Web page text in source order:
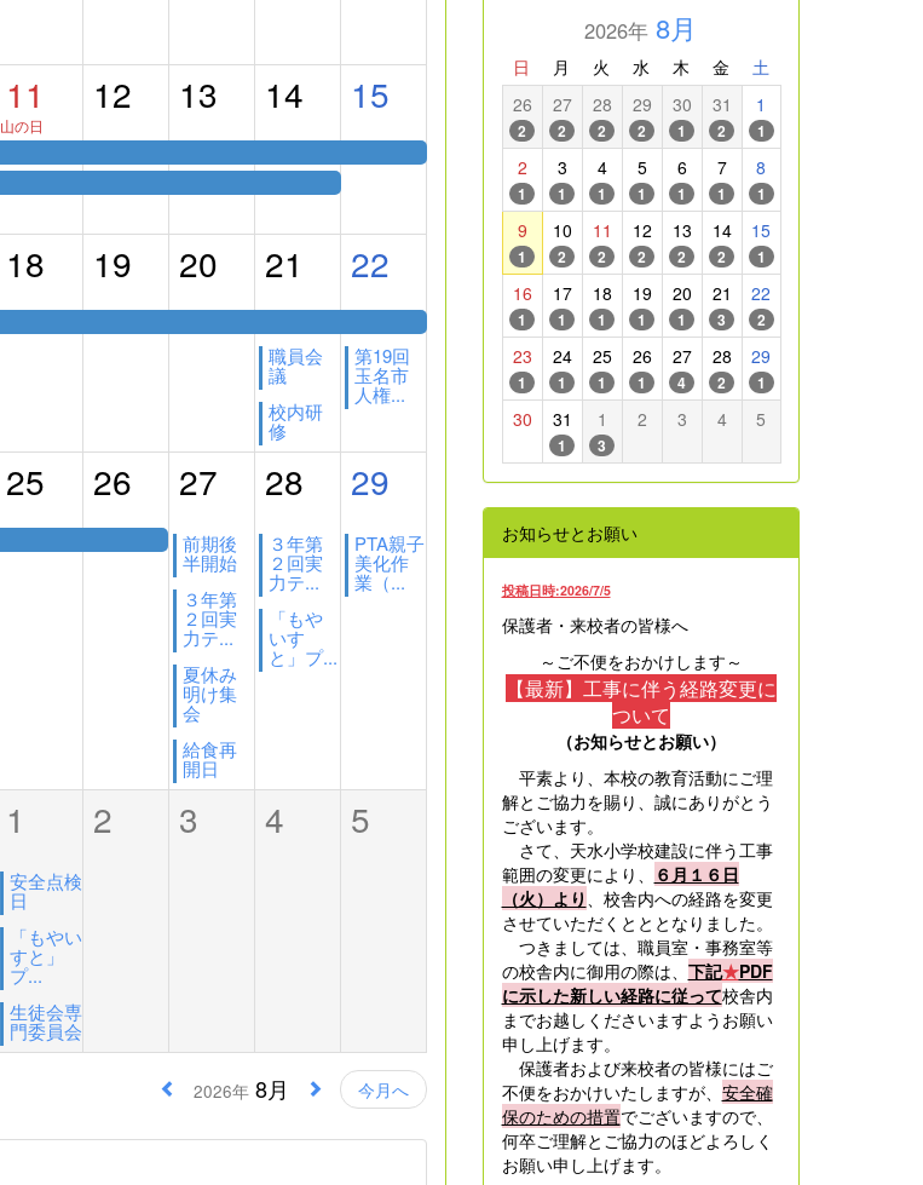
11
山の日
12 13 14 15
18 19 20 21
職員会
議
校内研
修
22
第19回
玉名市
人権...
25 26 27
前期後
半開始
３年第
２回実
力テ...
夏休み
明け集
会
給食再
開日
28
３年第
２回実
力テ...
「もや
いす
と」プ...
29
PTA親子
美化作
業（...
1
安全点検
日
「もやい
すと」
プ...
生徒会専
門委員会
2 3 4 5
2026年8月 今月へ
2026年 8月
日 月 火 水 木 金 土
26
2
27
2
28
2
29
2
30
1
31
2
1
1
2
1
3
1
4
1
5
1
6
1
7
1
8
1
9
1
10
2
11
2
12
2
13
2
14
2
15
1
16
1
17
1
18
1
19
1
20
1
21
3
22
2
23
1
24
1
25
1
26
1
27
4
28
2
29
1
30 31
1
1
3
2 3 4 5
お知らせとお願い
投稿日時:2026/7/5
保護者・来校者の皆様へ
～ご不便をおかけします～
【最新】工事に伴う経路変更に
ついて
（お知らせとお願い）
平素より、本校の教育活動にご理
解とご協力を賜り、誠にありがとう
ございます。
さて、天水小学校建設に伴う工事
範囲の変更により、
６月１６日
（火）より
、校舎内への経路を変更
させていただくとととなりました。
つきましては、職員室・事務室等
の校舎内に御用の際は、 下記★PDF
に示した新しい経路に従って校舎内
までお越しくださいますようお願い
申し上げます。
保護者および来校者の皆様にはご
不便をおかけいたしますが、 安全確
保のための措置でございますので、
何卒ご理解とご協力のほどよろしく
お願い申し上げます。